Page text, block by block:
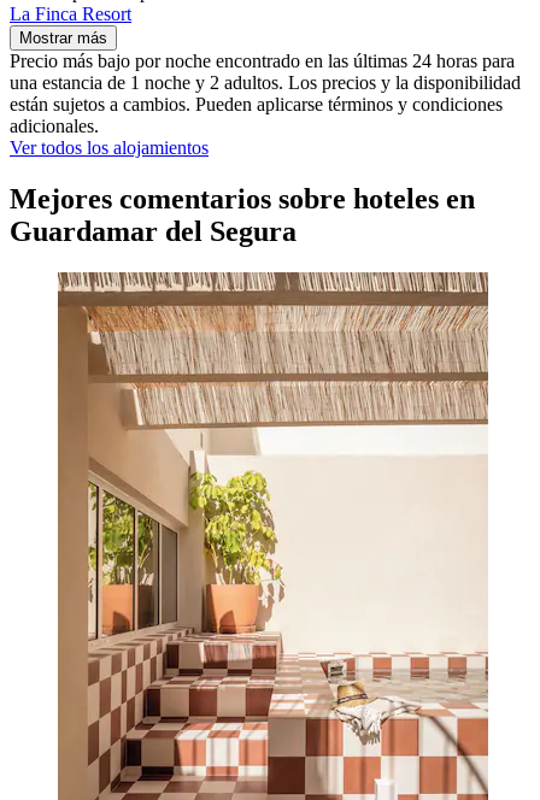
La Finca Resort
Mostrar más
Precio más bajo por noche encontrado en las últimas 24 horas para
una estancia de 1 noche y 2 adultos. Los precios y la disponibilidad
están sujetos a cambios. Pueden aplicarse términos y condiciones
adicionales.
Ver todos los alojamientos
Mejores comentarios sobre hoteles en
Guardamar del Segura